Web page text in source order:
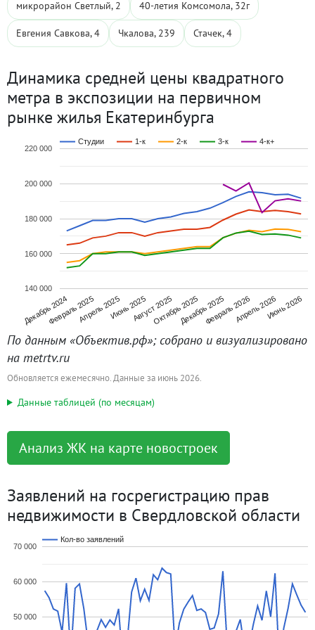
микрорайон Светлый, 2 40-летия Комсомола, 32г
Евгения Савкова, 4 Чкалова, 239 Стачек, 4
Динамика средней цены квадратного
метра в экспозиции на первичном
рынке жилья Екатеринбурга
Студии 1-к 2-к 3-к 4-к+
Декабрь 2024Февраль 2025Апрель 2025Июнь 2025Август 2025Октябрь 2025Декабрь 2025Февраль 2026Апрель 2026Июнь 2026
140 000
160 000
180 000
200 000
220 000
По данным «Объектив.рф»; собрано и визуализировано
на metrtv.ru
Обновляется ежемесячно. Данные за июнь 2026.
Данные таблицей (по месяцам)
Анализ ЖК на карте новостроек
Заявлений на госрегистрацию прав
недвижимости в Свердловской области
Кол-во заявлений
50 000
60 000
70 000